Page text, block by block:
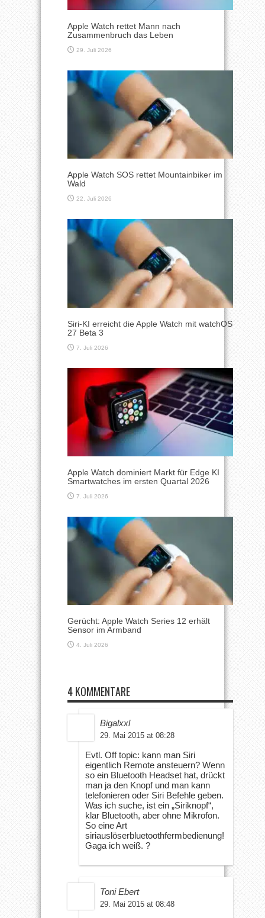
Apple Watch rettet Mann nach
Zusammenbruch das Leben
29. Juli 2026
Apple Watch SOS rettet Mountainbiker im
Wald
22. Juli 2026
Siri-KI erreicht die Apple Watch mit watchOS
27 Beta 3
7. Juli 2026
Apple Watch dominiert Markt für Edge KI
Smartwatches im ersten Quartal 2026
7. Juli 2026
Gerücht: Apple Watch Series 12 erhält
Sensor im Armband
4. Juli 2026
4 KOMMENTARE
Bigalxxl
29. Mai 2015 at 08:28
Evtl. Off topic: kann man Siri
eigentlich Remote ansteuern? Wenn
so ein Bluetooth Headset hat, drückt
man ja den Knopf und man kann
telefonieren oder Siri Befehle geben.
Was ich suche, ist ein „Siriknopf“,
klar Bluetooth, aber ohne Mikrofon.
So eine Art
siriauslöserbluetoothfermbedienung!
Gaga ich weiß. ?
Toni Ebert
29. Mai 2015 at 08:48